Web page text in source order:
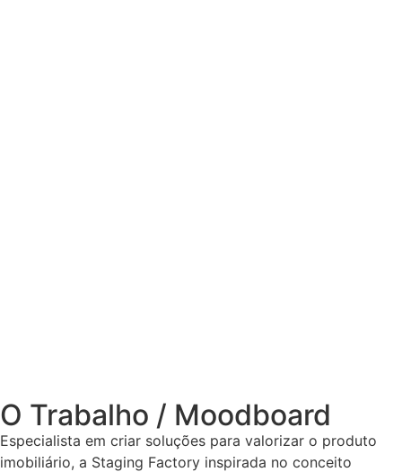
O Trabalho / Moodboard
Especialista em criar soluções para valorizar o produto
imobiliário, a Staging Factory inspirada no conceito